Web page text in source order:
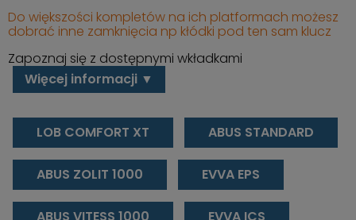
Do większości kompletów na ich platformach możesz
dobrać inne zamknięcia np kłódki pod ten sam klucz
Zapoznaj się z dostępnymi wkładkami
Więcej informacji ▼
LOB COMFORT XT ABUS STANDARD
ABUS ZOLIT 1000 EVVA EPS
ABUS VITESS 1000 EVVA ICS